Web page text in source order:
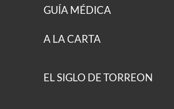
GUÍA MÉDICA
A LA CARTA
EL SIGLO DE TORREON